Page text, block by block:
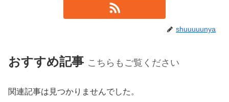
shuuuuunya
おすすめ記事 こちらもご覧ください
関連記事は見つかりませんでした。